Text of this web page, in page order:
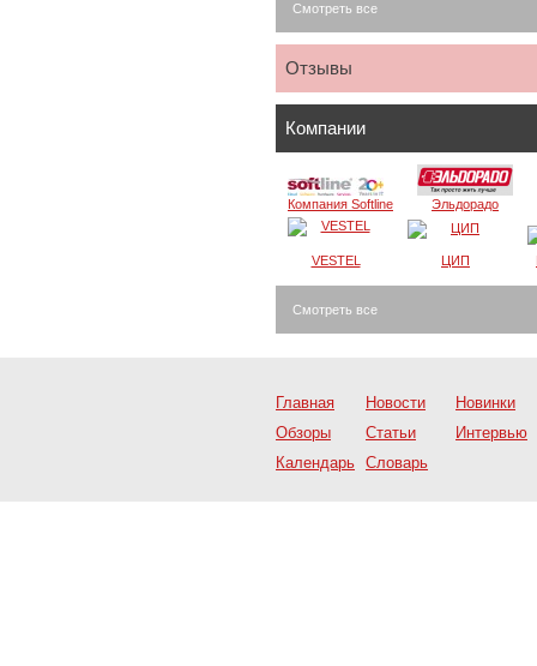
Смотреть все
Отзывы
Компании
Компания Softline Эльдорадо
VESTEL ЦИП
Смотреть все
Главная Новости
Новинки
Обзоры
Статьи
Интервью
Календарь Словарь